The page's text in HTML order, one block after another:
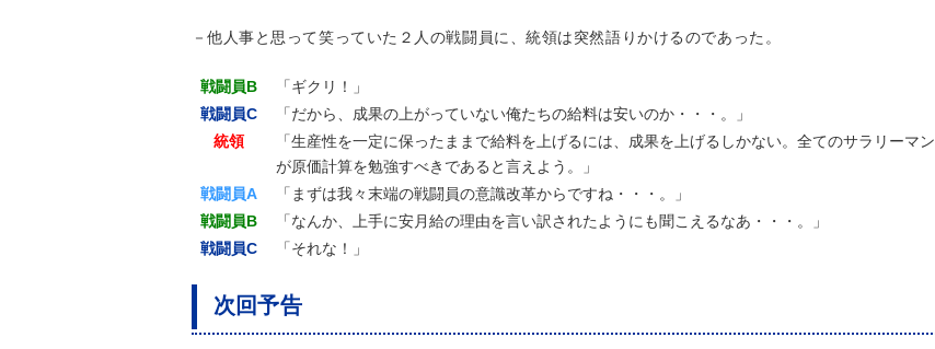
－他人事と思って笑っていた２人の戦闘員に、統領は突然語りかけるのであった。
戦闘員B
「ギクリ！」
戦闘員C
「だから、成果の上がっていない俺たちの給料は安いのか・・・。」
統領
「生産性を一定に保ったままで給料を上げるには、成果を上げるしかない。全てのサラリーマン
が原価計算を勉強すべきであると言えよう。」
戦闘員A
「まずは我々末端の戦闘員の意識改革からですね・・・。」
戦闘員B
「なんか、上手に安月給の理由を言い訳されたようにも聞こえるなあ・・・。」
戦闘員C
「それな！」
次回予告